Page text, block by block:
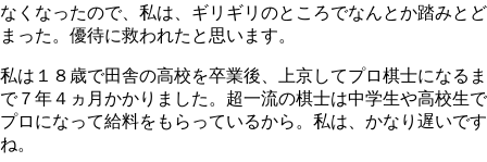
なくなったので、私は、ギリギリのところでなんとか踏みとど
まった。優待に救われたと思います。
私は１８歳で田舎の高校を卒業後、上京してプロ棋士になるま
で７年４ヵ月かかりました。超一流の棋士は中学生や高校生で
プロになって給料をもらっているから。私は、かなり遅いです
ね。